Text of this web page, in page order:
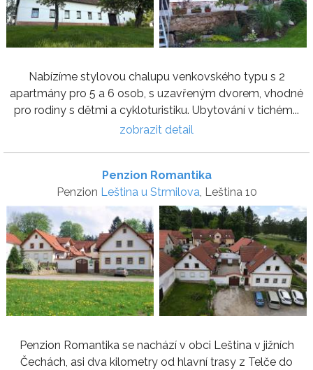
Nabízíme stylovou chalupu venkovského typu s 2
apartmány pro 5 a 6 osob, s uzavřeným dvorem, vhodné
pro rodiny s dětmi a cykloturistiku. Ubytování v tichém...
zobrazit detail
Penzion Romantika
Penzion Leština u Strmilova, Leština 10
Penzion Romantika se nachází v obci Leština v jižních
Čechách, asi dva kilometry od hlavní trasy z Telče do